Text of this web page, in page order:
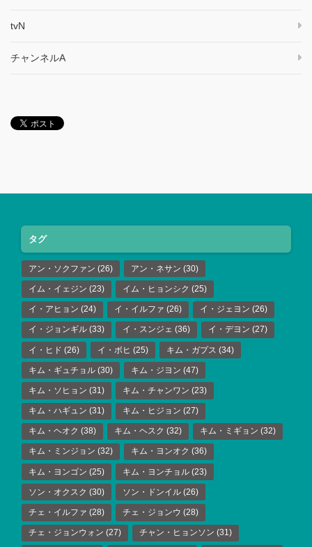
tvN
チャンネルA
タグ
アン・ソクファン (26) アン・ネサン (30)
イム・イェジン (23) イム・ヒョンシク (25)
イ・アヒョン (24) イ・イルファ (26) イ・ジェヨン (26)
イ・ジョンギル (33) イ・スンジェ (36) イ・デヨン (27)
イ・ヒド (26) イ・ボヒ (25) キム・ガプス (34)
キム・ギュチョル (30) キム・ジヨン (47)
キム・ソヒョン (31) キム・チャンワン (23)
キム・ハギュン (31) キム・ヒジョン (27)
キム・ヘオク (38) キム・ヘスク (32) キム・ミギョン (32)
キム・ミンジョン (32) キム・ヨンオク (36)
キム・ヨンゴン (25) キム・ヨンチョル (23)
ソン・オクスク (30) ソン・ドンイル (26)
チェ・イルファ (28) チェ・ジョンウ (28)
チェ・ジョンウォン (27) チャン・ヒョンソン (31)